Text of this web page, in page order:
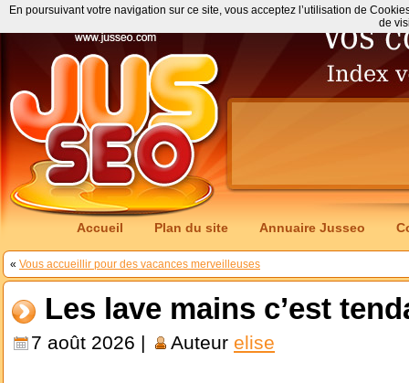
Accueil Plan du site Annuaire Jusseo
« Vous accueillir pour des vacances merveilleuses
Les lave mains c’est
7 août 2026 | Auteur elise
En poursuivant votre navigation sur ce site, vous acceptez l’utilisation de
de